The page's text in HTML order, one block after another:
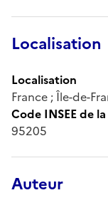
Localisation
Localisation
France ; Île-de-
Code INSEE de
95205
Auteur